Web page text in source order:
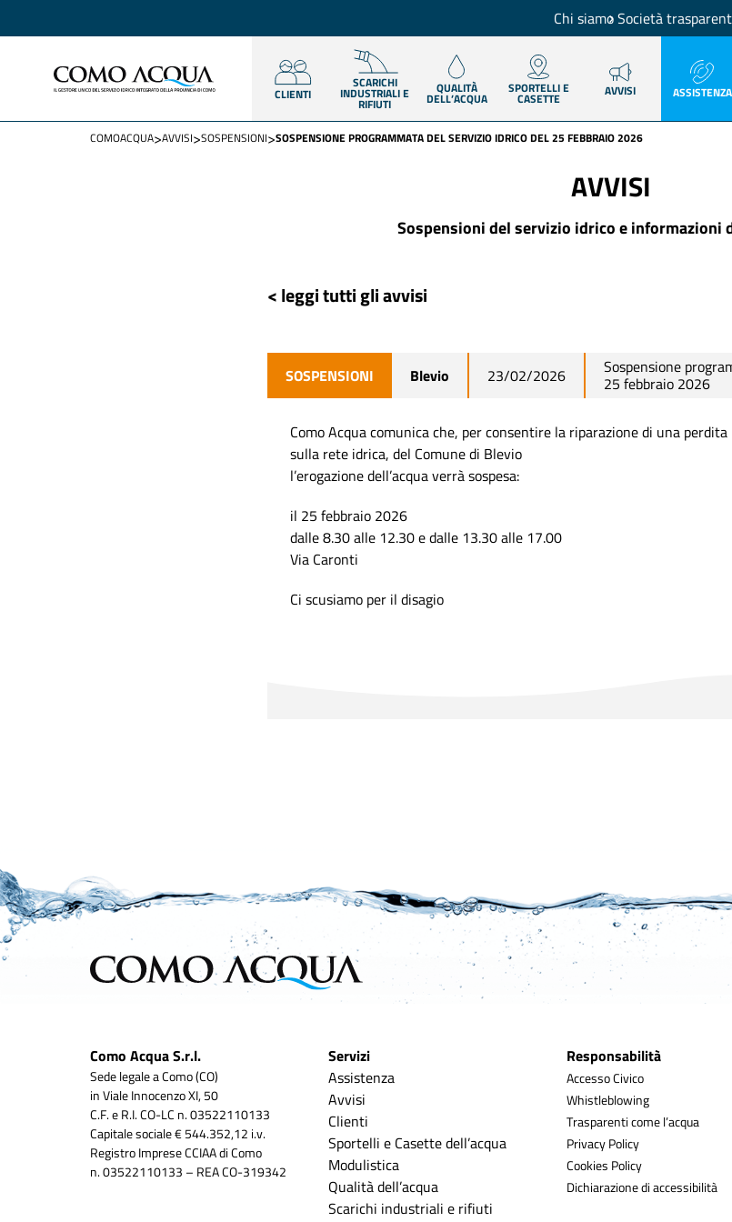
Chi siamoSocietà
CLIENTI
SCARICHI
INDUSTRIALI E
RIFIUTI
QUALITÀ
DELL’ACQUA
SPORTELLI E
CASETTE AVVISI ASSISTENZA
COMOACQUA>AVVISI>SOSPENSIONI>SOSPENSIONE PROGRAMMATA DEL SERVIZIO IDRICO DEL 25 FEBBRAIO 2026
AVVISI
Sospensioni del servizio idrico e informazioni
< leggi tutti gli avvisi
SOSPENSIONI Blevio 23/02/2026 Sospensione
25 febbraio 2026
Como Acqua comunica che, per consentire la riparazione di una perdita
sulla rete idrica, del Comune di Blevio
l’erogazione dell’acqua verrà sospesa:
il 25 febbraio 2026
dalle 8.30 alle 12.30 e dalle 13.30 alle 17.00
Via Caronti
Ci scusiamo per il disagio
Como Acqua S.r.l.
Sede legale a Como (CO)
in Viale Innocenzo XI, 50
C.F. e R.I. CO-LC n. 03522110133
Capitale sociale € 544.352,12 i.v.
Registro Imprese CCIAA di Como
n. 03522110133 – REA CO-319342
Servizi
Assistenza
Avvisi
Clienti
Sportelli e Casette dell’acqua
Modulistica
Qualità dell’acqua
Scarichi industriali e rifiuti
Responsabilità
Accesso Civico
Whistleblowing
Trasparenti come l’acqua
Privacy Policy
Cookies Policy
Dichiarazione di accessibilità